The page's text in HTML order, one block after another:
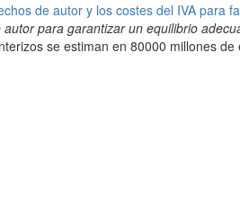
de autor y los costes del IVA para
para garantizar un equilibrio
se estiman en 80000 millones de